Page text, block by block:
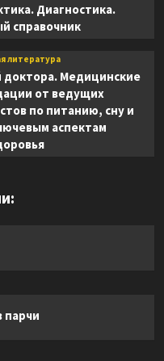
Диагностика.
справочник
литература
доктора. Медицинские
от ведущих
по питанию, сну и
аспектам
парчи